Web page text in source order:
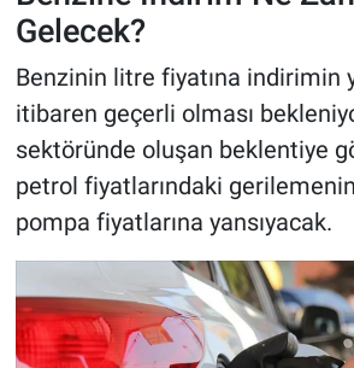
Gelecek?
Benzinin litre fiyatına indirimin
itibaren geçerli olması
sektöründe oluşan beklentiye
petrol fiyatlarındaki
pompa fiyatlarına yansıyacak.